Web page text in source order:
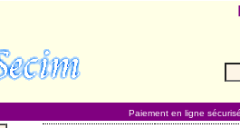
Paiement en ligne